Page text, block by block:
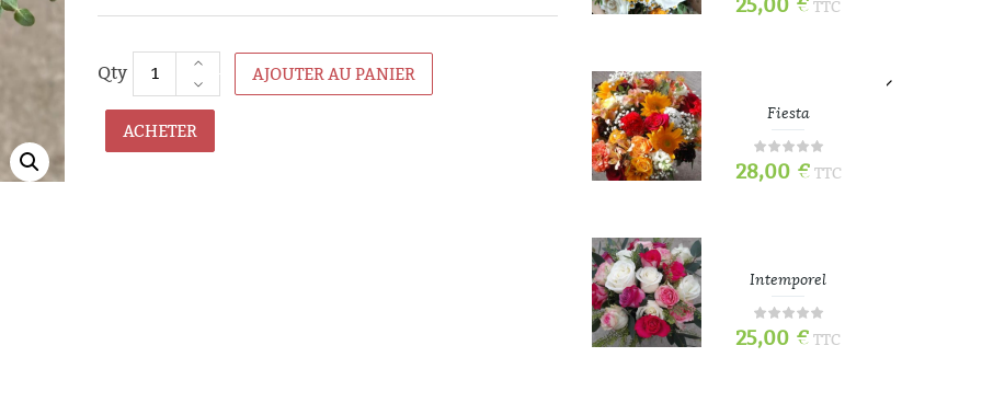
AJOUTER AU PANIER
ACHETER
25,00 € TTC
Fiesta
28,00 € TTC
Intemporel
25,00 € TTC